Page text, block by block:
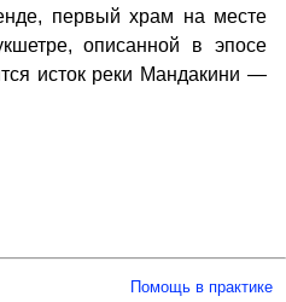
первый храм на месте
описанной в эпосе
исток реки Мандакини —
Помощь в практике